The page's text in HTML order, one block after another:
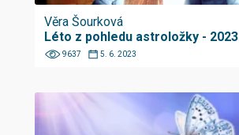
Věra Šourková
Léto z pohledu astroložky - 2023
9637 5. 6. 2023